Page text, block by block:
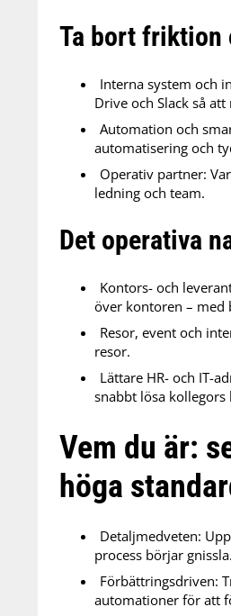
Ta bort friktion
Interna system och
Drive och Slack så
Automation och
automatisering och
Operativ partner:
ledning och team.
Det operativa
Kontors- och
över kontoren – med
Resor, event och
resor.
Lättare HR- och IT-
snabbt lösa kollegors
Vem du är:
höga
Detaljmedveten:
process börjar gnissla.
Förbättringsdriven:
automationer för att